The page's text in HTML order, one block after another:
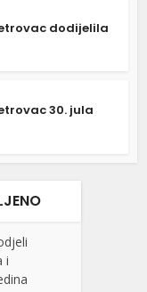
dodijelila
30. jula
i